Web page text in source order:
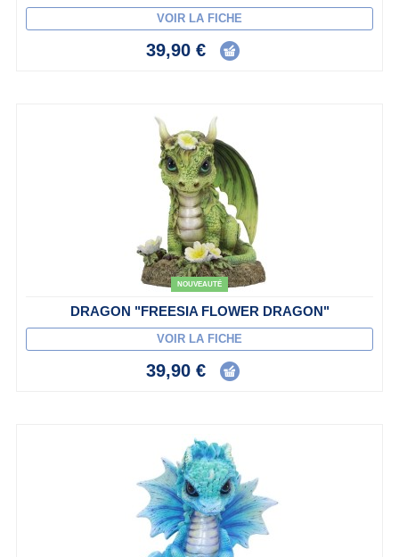
VOIR LA FICHE
39,90 €
NOUVEAUTÉ
DRAGON "FREESIA FLOWER DRAGON"
VOIR LA FICHE
39,90 €